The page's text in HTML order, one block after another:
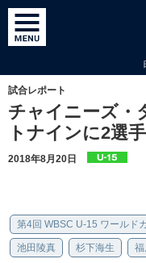
試合レポート
チャイニーズ・
トナインに2選
2018年8月20日
第4回 WBSC U-15 ワールド
池田陵真 杉下海生 福